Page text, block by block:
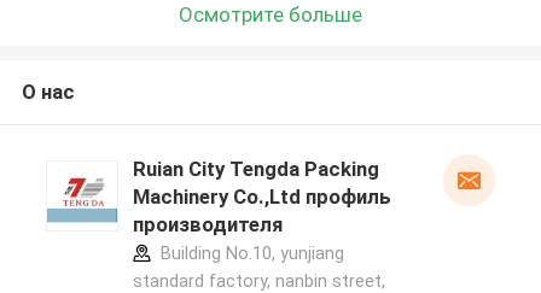
Осмотрите больше
О нас
Ruian City Tengda Packing
Machinery Co.,Ltd профиль
производителя
Building No.10, yunjiang
standard factory, nanbin street,